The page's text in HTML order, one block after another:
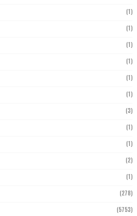
(1)
(1)
(1)
(1)
(1)
(1)
(3)
(1)
(1)
(2)
(1)
(278)
(5753)